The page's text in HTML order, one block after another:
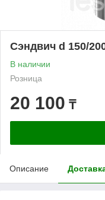
Сэндвич d 150/
В наличии
Розница
20 100 ₸
Описание